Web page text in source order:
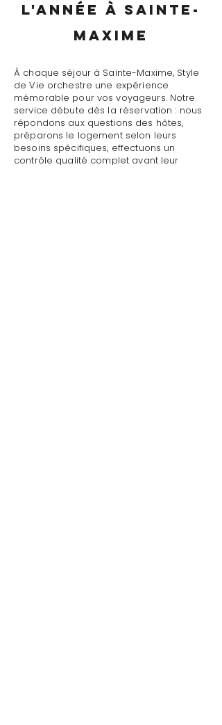
l'année à Sainte-
Maxime
À chaque séjour à Sainte-Maxime, Style
de Vie orchestre une expérience
mémorable pour vos voyageurs. Notre
service débute dès la réservation : nous
répondons aux questions des hôtes,
préparons le logement selon leurs
besoins spécifiques, effectuons un
contrôle qualité complet avant leur